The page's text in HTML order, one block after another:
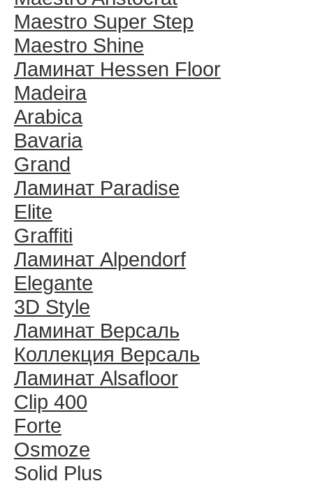
Maestro Super Step
Maestro Shine
Ламинат Hessen Floor
Madeira
Arabica
Bavaria
Grand
Ламинат Paradise
Elite
Graffiti
Ламинат Alpendorf
Elegante
3D Style
Ламинат Версаль
Коллекция Версаль
Ламинат Alsafloor
Clip 400
Forte
Osmoze
Solid Plus